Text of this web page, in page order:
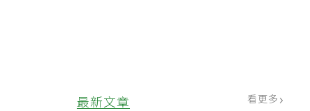
看更多